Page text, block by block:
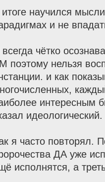
научился
и не
чётко
поэтому нельзя
и как
интересным
идеологический.
я часто повторял.
ДА уже
исполнятся, а